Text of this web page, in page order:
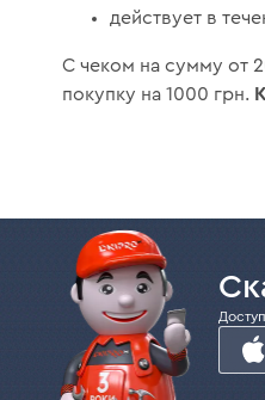
действует в
С чеком на сумму от
покупку на 1000 грн.